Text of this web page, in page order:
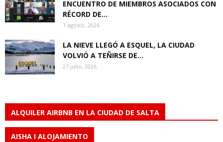
ENCUENTRO DE MIEMBROS ASOCIADOS CON
RÉCORD DE...
1 agosto, 2026
LA NIEVE LLEGÓ A ESQUEL, LA CIUDAD
VOLVIÓ A TEÑIRSE DE...
27 julio, 2026
ALQUILER AIRBNB EN LA CIUDAD DE SALTA
AISHA I ALOJAMIENTO